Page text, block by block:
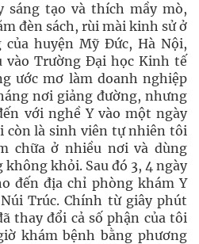
tạo và thích mầy mò,
đèn sách, rùi mài kinh sử ở
huyện Mỹ Đức, Hà Nội,
vào Trường Đại học Kinh tế
ước mơ làm doanh nghiệp
nơi giảng đường, nhưng
với nghề Y vào một ngày
còn là sinh viên tự nhiên tôi
chữa ở nhiều nơi và dùng
khỏi. Sau đó 3, 4 ngày
đến địa chỉ phòng khám Y
Trúc. Chính từ giây phút
thay đổi cả số phận của tôi
khám bệnh bằng phương